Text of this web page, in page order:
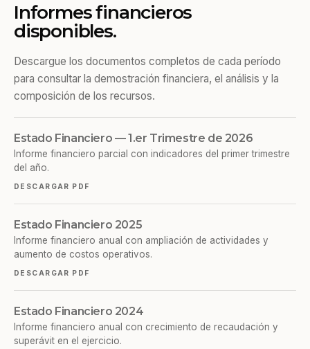
Informes financieros
disponibles.
Descargue los documentos completos de cada período
para consultar la demostración financiera, el análisis y la
composición de los recursos.
Estado Financiero — 1.er Trimestre de 2026
Informe financiero parcial con indicadores del primer trimestre
del año.
DESCARGAR PDF
Estado Financiero 2025
Informe financiero anual con ampliación de actividades y
aumento de costos operativos.
DESCARGAR PDF
Estado Financiero 2024
Informe financiero anual con crecimiento de recaudación y
superávit en el ejercicio.